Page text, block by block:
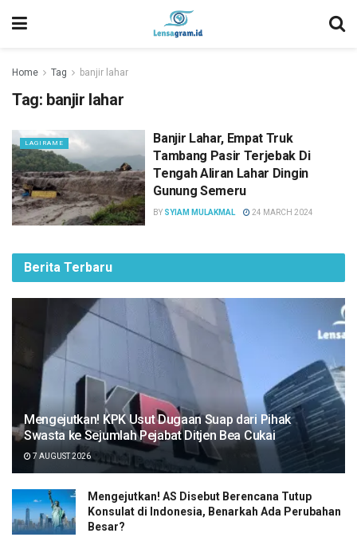
Home Tag banjir lahar
Tag: banjir lahar
LAGIRAME
Banjir Lahar, Empat Truk
Tambang Pasir Terjebak Di
Tengah Aliran Lahar Dingin
Gunung Semeru
BY SYIAM MULAKMAL 24 MARCH 2024
Berita Terbaru
Mengejutkan! KPK Usut Dugaan Suap dari Pihak
Swasta ke Sejumlah Pejabat Ditjen Bea Cukai
7 AUGUST 2026
Mengejutkan! AS Disebut Berencana Tutup
Konsulat di Indonesia, Benarkah Ada Perubahan
Besar?